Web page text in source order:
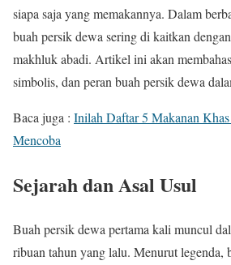
siapa saja yang memakannya. Dalam
buah persik dewa sering di kaitkan
makhluk abadi. Artikel ini akan
simbolis, dan peran buah persik dewa
Baca juga : Inilah Daftar 5 Makanan
Mencoba
Sejarah dan Asal Usul
Buah persik dewa pertama kali muncul
ribuan tahun yang lalu. Menurut legenda,